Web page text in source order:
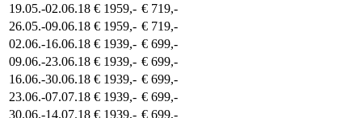
19.05.-02.06.18 € 1959,- € 719,-
26.05.-09.06.18 € 1959,- € 719,-
02.06.-16.06.18 € 1939,- € 699,-
09.06.-23.06.18 € 1939,- € 699,-
16.06.-30.06.18 € 1939,- € 699,-
23.06.-07.07.18 € 1939,- € 699,-
30.06.-14.07.18 € 1939,- € 699,-